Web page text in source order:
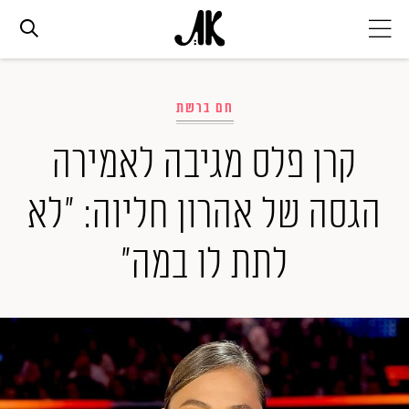
אופנה
ביוטי
סלבס
ערוצים נוספים
המגזין
חם ברשת
קרן פלס מגיבה לאמירה
הגסה של אהרון חליוה: "לא
לתת לו במה"